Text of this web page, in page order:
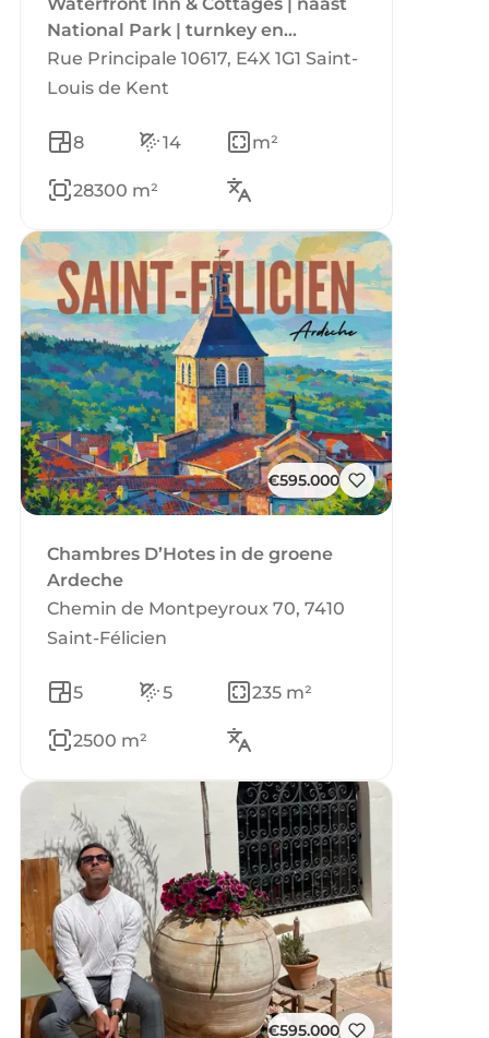
National Park | turnkey en
goedlopend
Rue Principale 10617, E4X 1G1 Saint-
Louis de Kent
8 14 m²
28300 m²
€595.000
Chambres D’Hotes in de groene
Ardeche
Chemin de Montpeyroux 70, 7410
Saint-Félicien
5 5 235 m²
2500 m²
€595.000